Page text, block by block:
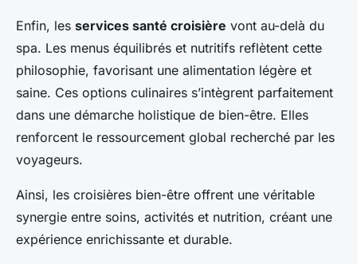
Enfin, les services santé croisière vont au-delà du
spa. Les menus équilibrés et nutritifs reflètent cette
philosophie, favorisant une alimentation légère et
saine. Ces options culinaires s’intègrent parfaitement
dans une démarche holistique de bien-être. Elles
renforcent le ressourcement global recherché par les
voyageurs.
Ainsi, les croisières bien-être offrent une véritable
synergie entre soins, activités et nutrition, créant une
expérience enrichissante et durable.